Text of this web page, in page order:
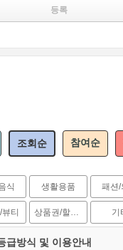
조회순 참여순
식 생활용품 패션/
티 상품권/할인권 기
급방식 및 이용안내